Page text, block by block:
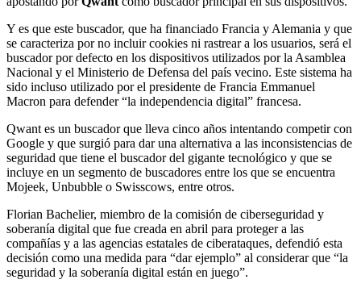
Y es que este buscador, que ha financiado Francia y Alemania y que
se caracteriza por no incluir cookies ni rastrear a los usuarios, será el
buscador por defecto en los dispositivos utilizados por la Asamblea
Nacional y el Ministerio de Defensa del país vecino. Este sistema ha
sido incluso utilizado por el presidente de Francia Emmanuel
Macron para defender “la independencia digital” francesa.
Qwant es un buscador que lleva cinco años intentando competir con
Google y que surgió para dar una alternativa a las inconsistencias de
seguridad que tiene el buscador del gigante tecnológico y que se
incluye en un segmento de buscadores entre los que se encuentra
Mojeek, Unbubble o Swisscows, entre otros.
Florian Bachelier, miembro de la comisión de ciberseguridad y
soberanía digital que fue creada en abril para proteger a las
compañías y a las agencias estatales de ciberataques, defendió esta
decisión como una medida para “dar ejemplo” al considerar que “la
seguridad y la soberanía digital están en juego”.